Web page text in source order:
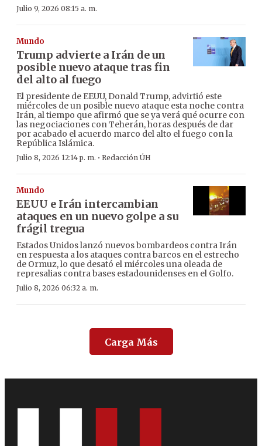
Julio 9, 2026 08:15 a. m.
Mundo
Trump advierte a Irán de un
posible nuevo ataque tras fin
del alto al fuego
El presidente de EEUU, Donald Trump, advirtió este
miércoles de un posible nuevo ataque esta noche contra
Irán, al tiempo que afirmó que se ya verá qué ocurre con
las negociaciones con Teherán, horas después de dar
por acabado el acuerdo marco del alto el fuego con la
República Islámica.
Julio 8, 2026 12:14 p. m. · Redacción ÚH
Mundo
EEUU e Irán intercambian
ataques en un nuevo golpe a su
frágil tregua
Estados Unidos lanzó nuevos bombardeos contra Irán
en respuesta a los ataques contra barcos en el estrecho
de Ormuz, lo que desató el miércoles una oleada de
represalias contra bases estadounidenses en el Golfo.
Julio 8, 2026 06:32 a. m.
Carga Más